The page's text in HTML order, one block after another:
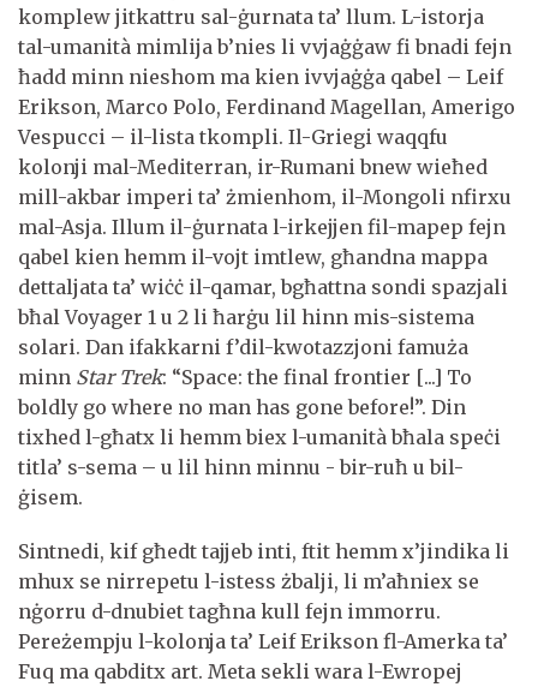
komplew jitkattru sal-ġurnata ta’ llum. L-istorja
tal-umanità mimlija b’nies li vvjaġġaw fi bnadi fejn
ħadd minn nieshom ma kien ivvjaġġa qabel – Leif
Erikson, Marco Polo, Ferdinand Magellan, Amerigo
Vespucci – il-lista tkompli. Il-Griegi waqqfu
kolonji mal-Mediterran, ir-Rumani bnew wieħed
mill-akbar imperi ta’ żmienhom, il-Mongoli nfirxu
mal-Asja. Illum il-ġurnata l-irkejjen fil-mapep fejn
qabel kien hemm il-vojt imtlew, għandna mappa
dettaljata ta’ wiċċ il-qamar, bgħattna sondi spazjali
bħal Voyager 1 u 2 li ħarġu lil hinn mis-sistema
solari. Dan ifakkarni f’dil-kwotazzjoni famuża
minn Star Trek: “Space: the final frontier [...] To
boldly go where no man has gone before!”. Din
tixhed l-għatx li hemm biex l-umanità bħala speċi
titla’ s-sema – u lil hinn minnu - bir-ruħ u bil-
ġisem.
Sintnedi, kif għedt tajjeb inti, ftit hemm x’jindika li
mhux se nirrepetu l-istess żbalji, li m’aħniex se
nġorru d-dnubiet tagħna kull fejn immorru.
Pereżempju l-kolonja ta’ Leif Erikson fl-Amerka ta’
Fuq ma qabditx art. Meta sekli wara l-Ewropej